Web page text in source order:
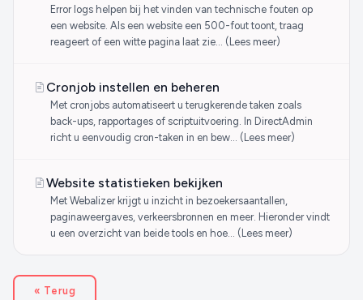
Error logs helpen bij het vinden van technische fouten op
een website. Als een website een 500-fout toont, traag
reageert of een witte pagina laat zie… (Lees meer)
Cronjob instellen en beheren
Met cronjobs automatiseert u terugkerende taken zoals
back-ups, rapportages of scriptuitvoering. In DirectAdmin
richt u eenvoudig cron-taken in en bew… (Lees meer)
Website statistieken bekijken
Met Webalizer krijgt u inzicht in bezoekersaantallen,
paginaweergaves, verkeersbronnen en meer. Hieronder vindt
u een overzicht van beide tools en hoe… (Lees meer)
« Terug